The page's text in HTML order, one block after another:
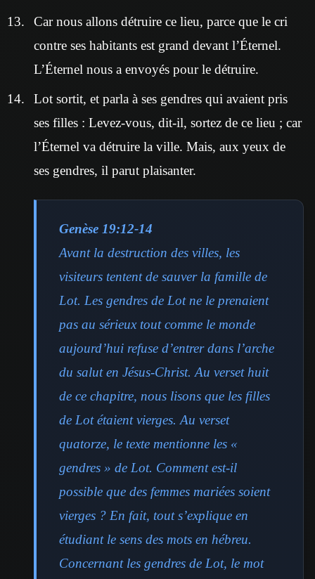
Car nous allons détruire ce lieu, parce que le cri
contre ses habitants est grand devant l’Éternel.
L’Éternel nous a envoyés pour le détruire.
Lot sortit, et parla à ses gendres qui avaient pris
ses filles : Levez-vous, dit-il, sortez de ce lieu ; car
l’Éternel va détruire la ville. Mais, aux yeux de
ses gendres, il parut plaisanter.
Genèse 19:12-14
Avant la destruction des villes, les
visiteurs tentent de sauver la famille de
Lot. Les gendres de Lot ne le prenaient
pas au sérieux tout comme le monde
aujourd’hui refuse d’entrer dans l’arche
du salut en Jésus-Christ. Au verset huit
de ce chapitre, nous lisons que les filles
de Lot étaient vierges. Au verset
quatorze, le texte mentionne les «
gendres » de Lot. Comment est-il
possible que des femmes mariées soient
vierges ? En fait, tout s’explique en
étudiant le sens des mots en hébreu.
Concernant les gendres de Lot, le mot